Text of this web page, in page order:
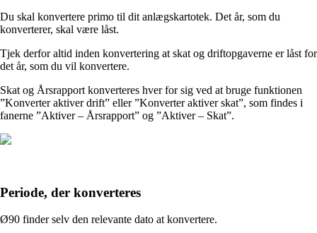
Du skal konvertere primo til dit anlægskartotek. Det år, som du
konverterer, skal være låst.
Tjek derfor altid inden konvertering at skat og driftopgaverne er låst for
det år, som du vil konvertere.
Skat og Årsrapport konverteres hver for sig ved at bruge funktionen
”Konverter aktiver drift” eller ”Konverter aktiver skat”, som findes i
fanerne ”Aktiver – Årsrapport” og ”Aktiver – Skat”.
Periode, der konverteres
Ø90 finder selv den relevante dato at konvertere.